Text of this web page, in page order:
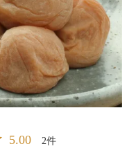
5.00 2